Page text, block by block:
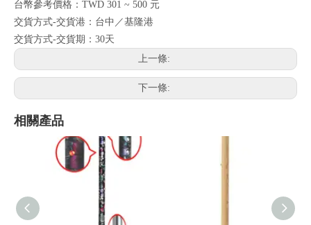
台幣參考價格：TWD 301 ~ 500 元
交貨方式-交貨港：台中／基隆港
交貨方式-交貨期：30天
上一條:
下一條:
相關產品